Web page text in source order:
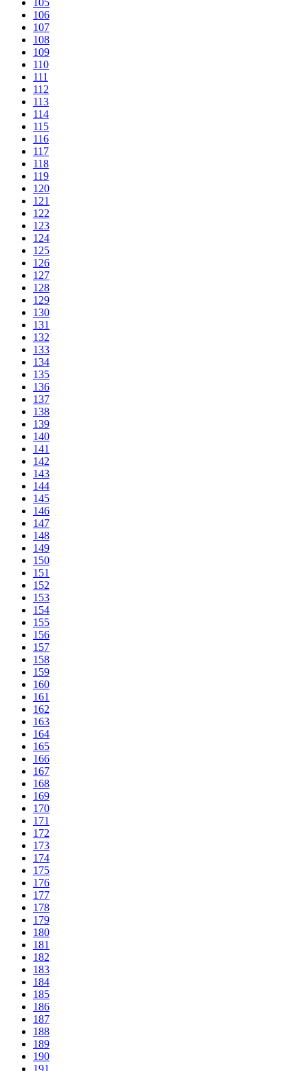
106
107
108
109
110
111
112
113
114
115
116
117
118
119
120
121
122
123
124
125
126
127
128
129
130
131
132
133
134
135
136
137
138
139
140
141
142
143
144
145
146
147
148
149
150
151
152
153
154
155
156
157
158
159
160
161
162
163
164
165
166
167
168
169
170
171
172
173
174
175
176
177
178
179
180
181
182
183
184
185
186
187
188
189
190
191